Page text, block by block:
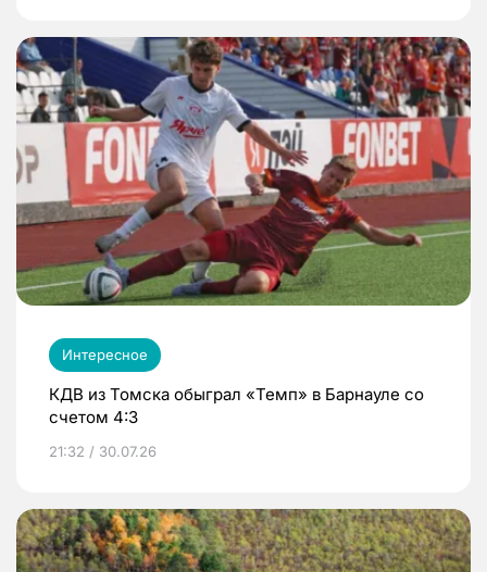
Интересное
КДВ из Томска обыграл «Темп» в Барнауле со
счетом 4:3
21:32 / 30.07.26